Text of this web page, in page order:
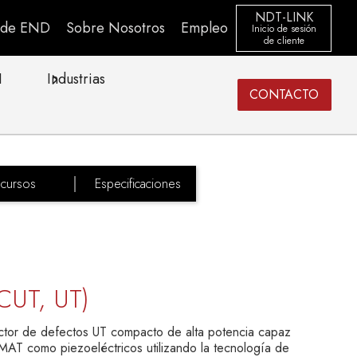
END Sobre Nosotros Empleo
NDT-LINK
Inicio de sesión
de cliente
Industrias
CONTACTO
Especificaciones
UT)
de defectos UT compacto de alta potencia capaz
como piezoeléctricos utilizando la tecnología de